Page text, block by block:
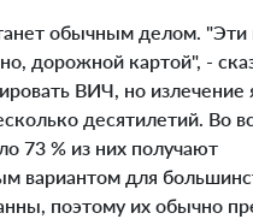
обычным делом. "Эти
дорожной картой", -
ВИЧ, но излечение
десятилетий. Во
73 % из них получают
вариантом для
поэтому их обычно